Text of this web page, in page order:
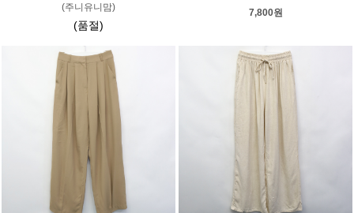
(주니유니맘)
(품절)
7,800원